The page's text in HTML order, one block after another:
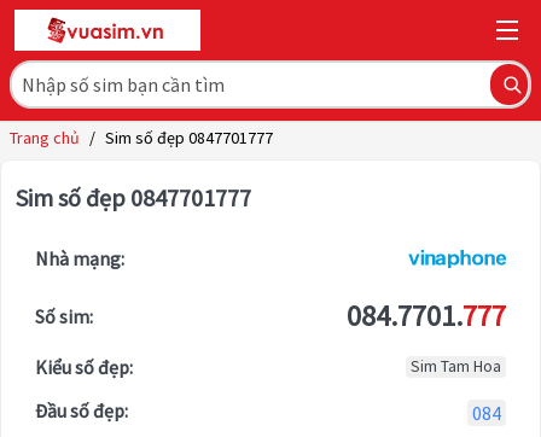
Trang chủ / Sim số đẹp 0847701777
Sim số đẹp 0847701777
Nhà mạng:
Số sim: 084.7701.777
Kiểu số đẹp: Sim Tam Hoa
Đầu số đẹp:
084